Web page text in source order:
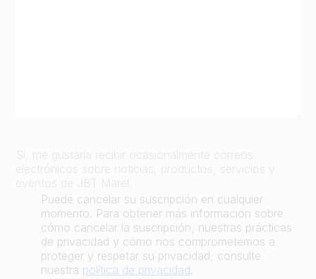
Sí, me gustaría recibir ocasionalmente correos
electrónicos sobre noticias, productos, servicios y
eventos de JBT Marel.
Puede cancelar su suscripción en cualquier
momento. Para obtener más información sobre
cómo cancelar la suscripción, nuestras prácticas
de privacidad y cómo nos comprometemos a
proteger y respetar su privacidad, consulte
nuestra política de privacidad.